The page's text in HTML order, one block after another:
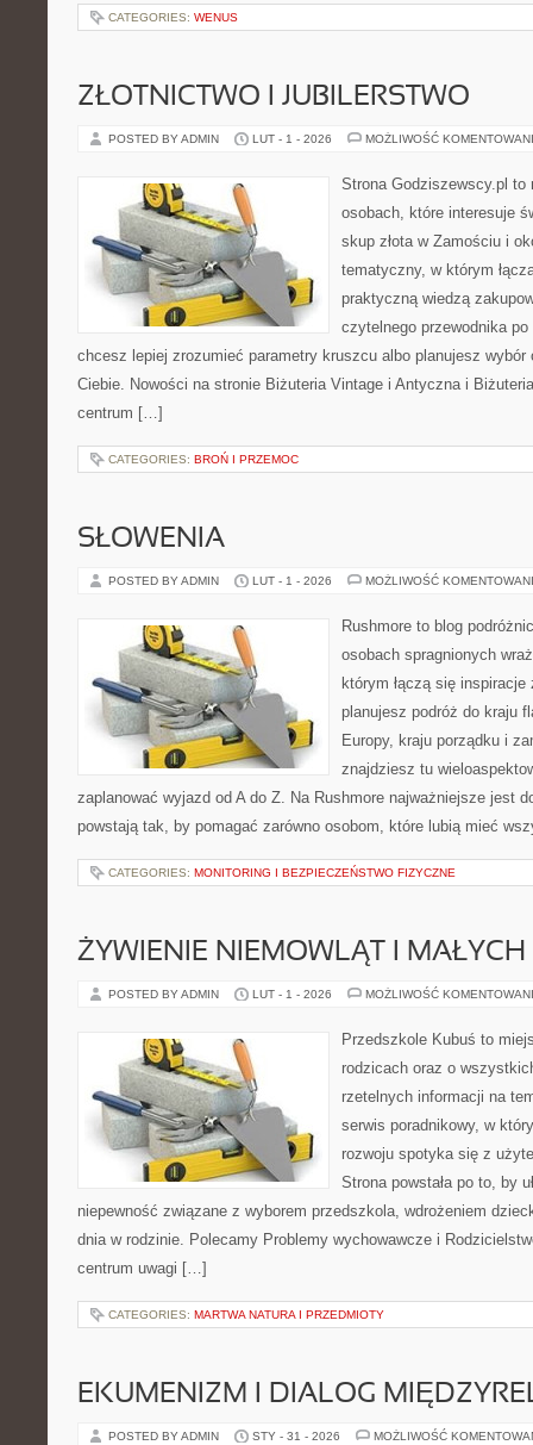
CATEGORIES: WENUS
ZŁOTNICTWO I JUBILERSTWO
POSTED BY ADMIN LUT - 1 - 2026 MOŻLIWOŚĆ
Strona Godziszewscy.pl
osobach, które interesuje
skup złota w Zamościu i
tematyczny, w którym
praktyczną wiedzą
czytelnego przewodnika
chcesz lepiej zrozumieć parametry kruszcu albo planujesz
Ciebie. Nowości na stronie Biżuteria Vintage i Antyczna i
centrum […]
CATEGORIES: BROŃ I PRZEMOC
SŁOWENIA
POSTED BY ADMIN LUT - 1 - 2026 MOŻLIWOŚĆ
Rushmore to blog
osobach spragnionych
którym łączą się
planujesz podróż do kraju
Europy, kraju porządku i
znajdziesz tu
zaplanować wyjazd od A do Z. Na Rushmore najważniejsze jest
powstają tak, by pomagać zarówno osobom, które lubią mieć
CATEGORIES: MONITORING I BEZPIECZEŃSTWO FIZYCZNE
ŻYWIENIE NIEMOWLĄT I MAŁYCH
POSTED BY ADMIN LUT - 1 - 2026 MOŻLIWOŚĆ
Przedszkole Kubuś to
rodzicach oraz o
rzetelnych informacji na
serwis poradnikowy, w
rozwoju spotyka się z
Strona powstała po to, by
niepewność związane z wyborem przedszkola, wdrożeniem
dnia w rodzinie. Polecamy Problemy wychowawcze i
centrum uwagi […]
CATEGORIES: MARTWA NATURA I PRZEDMIOTY
EKUMENIZM I DIALOG
POSTED BY ADMIN STY - 31 - 2026 MOŻLIWOŚĆ